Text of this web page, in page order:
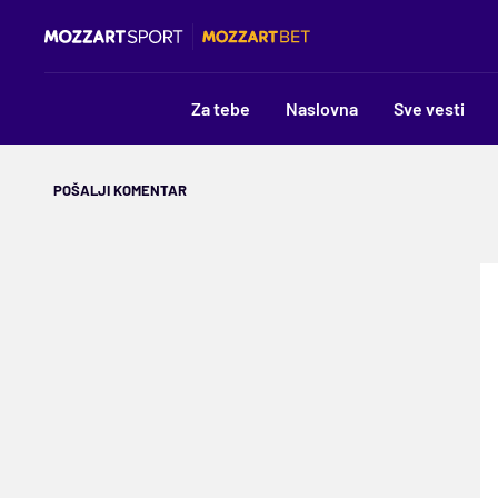
Za tebe Naslovna Sve vesti
POŠALJI KOMENTAR